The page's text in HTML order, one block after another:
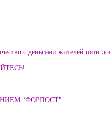
с деньгами жителей пяти
"ФОРПОСТ"